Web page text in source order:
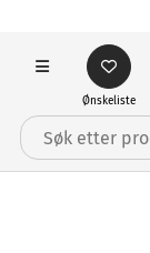
Ønskeliste